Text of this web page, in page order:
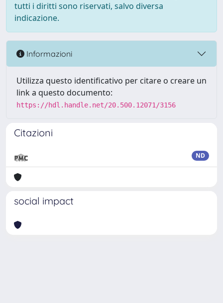
tutti i diritti sono riservati, salvo diversa
indicazione.
Informazioni
Utilizza questo identificativo per citare o creare un
link a questo documento:
https://hdl.handle.net/20.500.12071/3156
Citazioni
ND
social impact